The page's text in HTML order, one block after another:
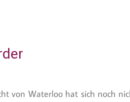
von Waterloo hat sich noch